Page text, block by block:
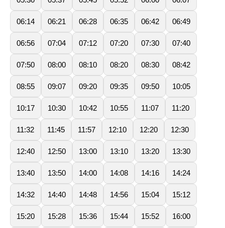
06:14 06:21 06:28 06:35 06:42 06:49
06:56 07:04 07:12 07:20 07:30 07:40
07:50 08:00 08:10 08:20 08:30 08:42
08:55 09:07 09:20 09:35 09:50 10:05
10:17 10:30 10:42 10:55 11:07 11:20
11:32 11:45 11:57 12:10 12:20 12:30
12:40 12:50 13:00 13:10 13:20 13:30
13:40 13:50 14:00 14:08 14:16 14:24
14:32 14:40 14:48 14:56 15:04 15:12
15:20 15:28 15:36 15:44 15:52 16:00